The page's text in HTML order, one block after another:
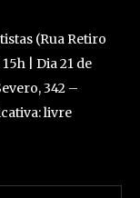
(Rua Retiro
| Dia 21 de
342 –
livre